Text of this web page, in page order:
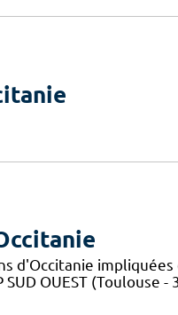
d'Occitanie
OUEST (Toulouse